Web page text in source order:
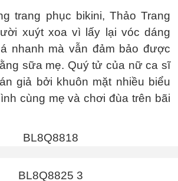
trang phục bikini, Thảo Trang
xuýt xoa vì lấy lại vóc dáng
nhanh mà vẫn đảm bảo được
sữa mẹ. Quý tử của nữ ca sĩ
giả bởi khuôn mặt nhiều biểu
cùng mẹ và chơi đùa trên bãi